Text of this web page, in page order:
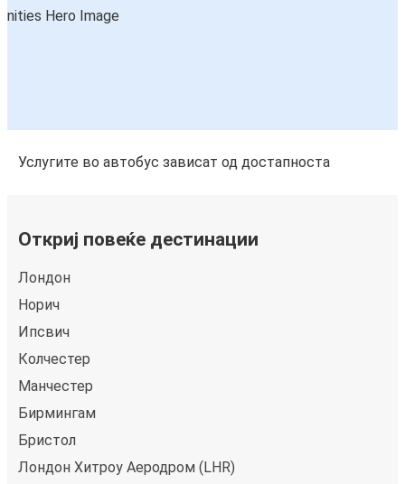
Услугите во автобус зависат од достапноста
Откриј повеќе дестинации
Лондон
Норич
Ипсвич
Колчестер
Манчестер
Бирмингам
Бристол
Лондон Хитроу Аеродром (LHR)